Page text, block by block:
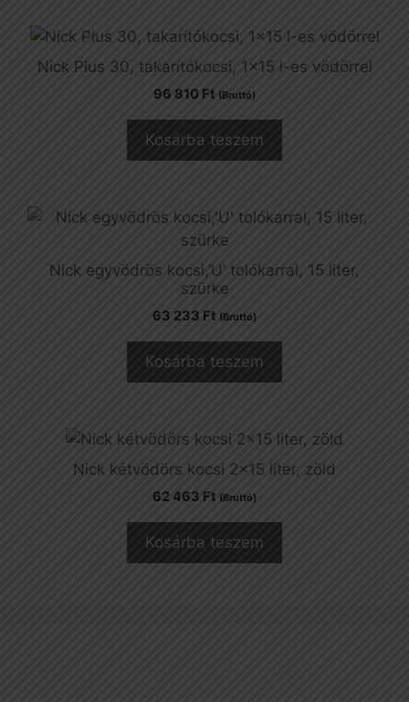
Nick Plus 30, takarítókocsi, 1×15 l-es vödörrel
96 810 Ft (Bruttó)
Kosárba teszem
Nick egyvödrös kocsi,’U’ tolókarral, 15 liter,
szürke
63 233 Ft (Bruttó)
Kosárba teszem
Nick kétvödörs kocsi 2×15 liter, zöld
62 463 Ft (Bruttó)
Kosárba teszem